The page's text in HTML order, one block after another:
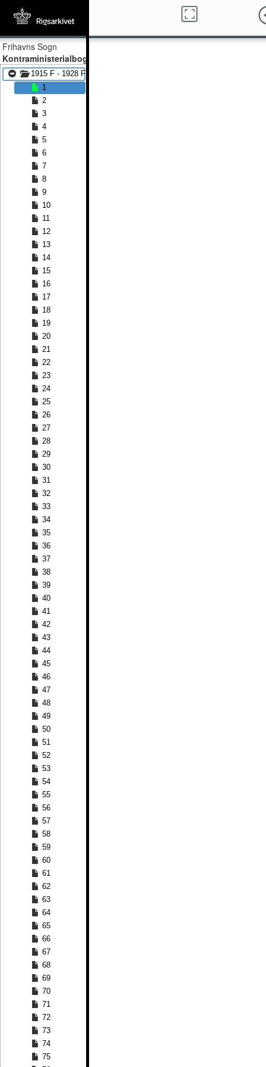
Frihavns Sogn
Kontraministerialbog
1915 F - 1928 F
1
2
3
4
5
6
7
8
9
10
11
12
13
14
15
16
17
18
19
20
21
22
23
24
25
26
27
28
29
30
31
32
33
34
35
36
37
38
39
40
41
42
43
44
45
46
47
48
49
50
51
52
53
54
55
56
57
58
59
60
61
62
63
64
65
66
67
68
69
70
71
72
73
74
75